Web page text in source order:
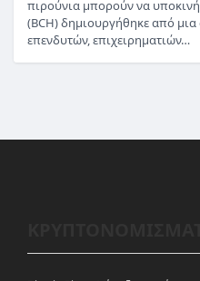
πιρούνια μπορούν να
(BCH) δημιουργήθηκε από
επενδυτών, επιχειρηματιών…